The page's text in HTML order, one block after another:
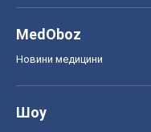
MedOboz
Новини медицини
Шоу